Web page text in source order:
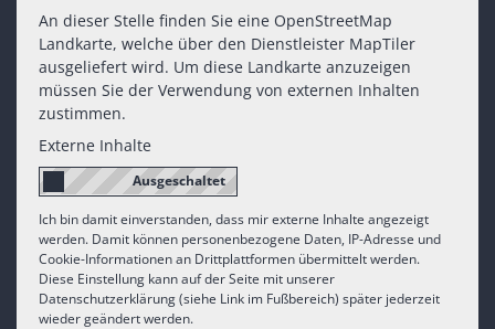
An dieser Stelle finden Sie eine OpenStreetMap
Landkarte, welche über den Dienstleister MapTiler
ausgeliefert wird. Um diese Landkarte anzuzeigen
müssen Sie der Verwendung von externen Inhalten
zustimmen.
Externe Inhalte
Ich bin damit einverstanden, dass mir externe Inhalte angezeigt
werden. Damit können personenbezogene Daten, IP-Adresse und
Cookie-Informationen an Drittplattformen übermittelt werden.
Diese Einstellung kann auf der Seite mit unserer
Datenschutzerklärung (siehe Link im Fußbereich) später jederzeit
wieder geändert werden.